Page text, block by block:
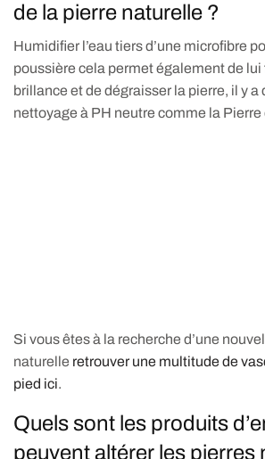
de la pierre naturelle ?
Humidifier l’eau tiers d’une microfibre
poussière cela permet également de lui
brillance et de dégraisser la pierre, il y a
nettoyage à PH neutre comme la Pierre
Si vous êtes à la recherche d’une
naturelle retrouver une multitude de
pied ici.
Quels sont les produits
peuvent altérer les pierres